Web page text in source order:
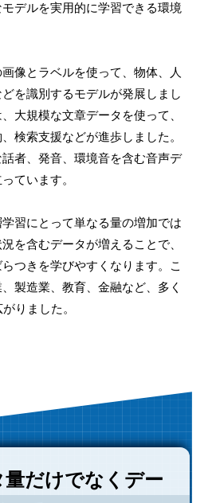
デルを実用的に学習できる環境
像とラベルを使って、物体、人
を識別するモデルが発展しまし
大規模な文章データを使って、
検索支援などが進歩しました。
者、発音、環境音を含む音声デ
ています。
習にとって単なる量の増加では
を含むデータが増えることで、
つきを学びやすくなります。こ
製造業、教育、金融など、多く
りました。
量だけでなくデー